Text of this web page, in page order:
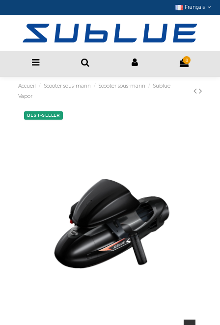
Français
0
Accueil Scooter sous-marin Scooter sous-marin
Sublue
Vapor
BEST-SELLER